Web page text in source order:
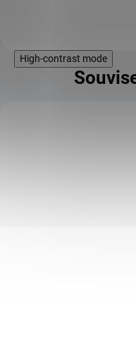
High-contrast mode
Kavkazské